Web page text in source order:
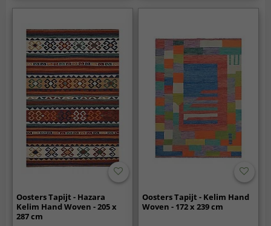
Oosters Tapijt - Hazara
Kelim Hand Woven - 205 x
287 cm
Oosters Tapijt - Kelim Hand
Woven - 172 x 239 cm